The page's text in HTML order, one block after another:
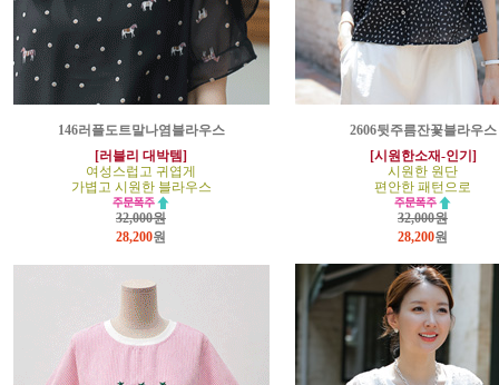
146러플도트말나염블라우스
[러블리 대박템]
여성스럽고 귀엽게
가볍고 시원한 블라우스
32,000원
28,200원
2606뒷주름잔꽃블라우스
[시원한소재-인기]
시원한 원단
편안한 패턴으로
32,000원
28,200원